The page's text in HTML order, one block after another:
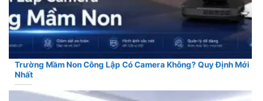
Trường Mầm Non Công Lập Có Camera Không? Quy Định Mới
Nhất